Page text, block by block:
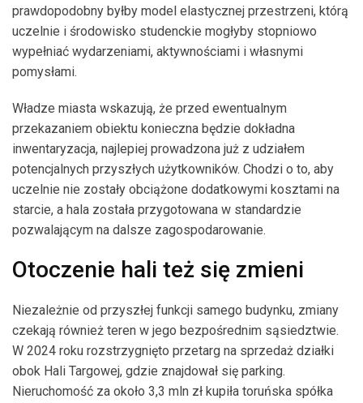
prawdopodobny byłby model elastycznej przestrzeni, którą
uczelnie i środowisko studenckie mogłyby stopniowo
wypełniać wydarzeniami, aktywnościami i własnymi
pomysłami.
Władze miasta wskazują, że przed ewentualnym
przekazaniem obiektu konieczna będzie dokładna
inwentaryzacja, najlepiej prowadzona już z udziałem
potencjalnych przyszłych użytkowników. Chodzi o to, aby
uczelnie nie zostały obciążone dodatkowymi kosztami na
starcie, a hala została przygotowana w standardzie
pozwalającym na dalsze zagospodarowanie.
Otoczenie hali też się zmieni
Niezależnie od przyszłej funkcji samego budynku, zmiany
czekają również teren w jego bezpośrednim sąsiedztwie.
W 2024 roku rozstrzygnięto przetarg na sprzedaż działki
obok Hali Targowej, gdzie znajdował się parking.
Nieruchomość za około 3,3 mln zł kupiła toruńska spółka